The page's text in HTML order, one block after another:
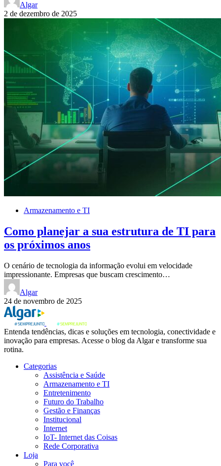
Algar
2 de dezembro de 2025
Armazenamento e TI
Como planejar a sua estrutura de TI para
os próximos anos
O cenário de tecnologia da informação evolui em velocidade
impressionante. Empresas que buscam crescimento…
Algar
24 de novembro de 2025
Entenda tendências, dicas e soluções em tecnologia, conectividade e
inovação para empresas. Acesse o blog da Algar e transforme sua
rotina.
Categorias
Assistência e Saúde
Armazenamento e TI
Entretenimento
Futuro do Trabalho
Gestão e Finanças
Institucional
Internet
IoT- Internet das Coisas
Rede Corporativa
Loja
Para você